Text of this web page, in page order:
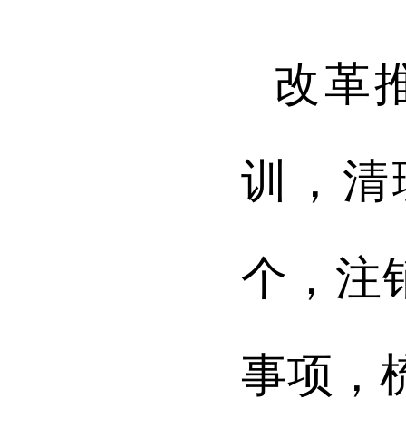
改革
训，清
个，注
事项，